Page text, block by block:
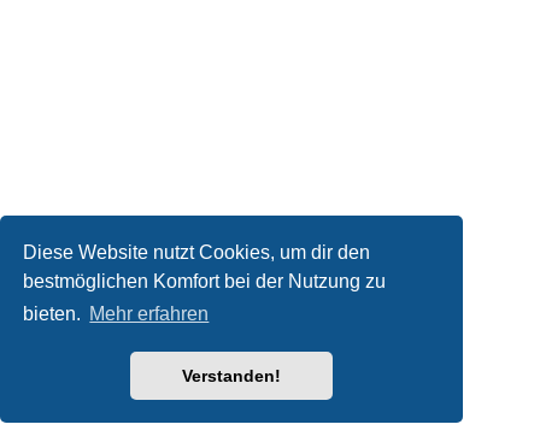
Diese Website nutzt Cookies, um dir den
bestmöglichen Komfort bei der Nutzung zu
bieten. Mehr erfahren
Verstanden!